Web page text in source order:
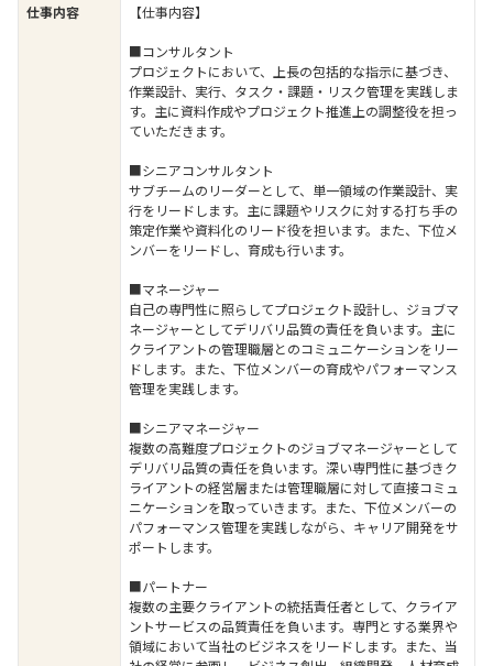
仕事内容
【仕事内容】
■コンサルタント
プロジェクトにおいて、上長の包括的な指示に基づき、
作業設計、実行、タスク・課題・リスク管理を実践しま
す。主に資料作成やプロジェクト推進上の調整役を担っ
ていただきます。
■シニアコンサルタント
サブチームのリーダーとして、単一領域の作業設計、実
行をリードします。主に課題やリスクに対する打ち手の
策定作業や資料化のリード役を担います。また、下位メ
ンバーをリードし、育成も行います。
■マネージャー
自己の専門性に照らしてプロジェクト設計し、ジョブマ
ネージャーとしてデリバリ品質の責任を負います。主に
クライアントの管理職層とのコミュニケーションをリー
ドします。また、下位メンバーの育成やパフォーマンス
管理を実践します。
■シニアマネージャー
複数の高難度プロジェクトのジョブマネージャーとして
デリバリ品質の責任を負います。深い専門性に基づきク
ライアントの経営層または管理職層に対して直接コミュ
ニケーションを取っていきます。また、下位メンバーの
パフォーマンス管理を実践しながら、キャリア開発をサ
ポートします。
■パートナー
複数の主要クライアントの統括責任者として、クライア
ントサービスの品質責任を負います。専門とする業界や
領域において当社のビジネスをリードします。また、当